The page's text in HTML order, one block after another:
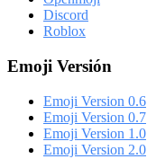
Discord
Roblox
Emoji Versión
Emoji Version 0.6
Emoji Version 0.7
Emoji Version 1.0
Emoji Version 2.0